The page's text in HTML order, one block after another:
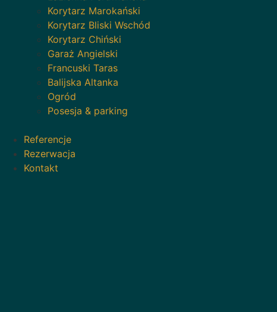
Korytarz Marokański
Korytarz Bliski Wschód
Korytarz Chiński
Garaż Angielski
Francuski Taras
Balijska Altanka
Ogród
Posesja & parking
Referencje
Rezerwacja
Kontakt